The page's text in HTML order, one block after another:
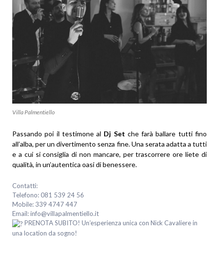
Villa Palmentiello
Passando poi il testimone al Dj Set che farà ballare tutti fino
all’alba, per un divertimento senza fine. Una serata adatta a tutti
e a cui si consiglia di non mancare, per trascorrere ore liete di
qualità, in un’autentica oasi di benessere.
Contatti:
Telefono: 081 539 24 56
Mobile: 339 4747 447
Email: info@villapalmentiello.it
PRENOTA SUBITO! Un’esperienza unica con Nick Cavaliere in
una location da sogno!